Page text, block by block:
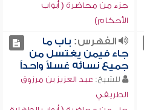
جزء من محاضرة ( أبواب
الأحكام)
الفهرس: باب ما
جاء فيمن يغتسل من
جميع نسائه غسلاً واحداً
للشيخ: عبد العزيز بن مرزوق
الطريفي